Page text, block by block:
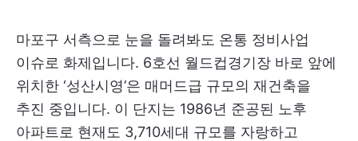
마포구 서측으로 눈을 돌려봐도 온통 정비사업
이슈로 화제입니다. 6호선 월드컵경기장 바로 앞에
위치한 ‘성산시영’은 매머드급 규모의 재건축을
추진 중입니다. 이 단지는 1986년 준공된 노후
아파트로 현재도 3,710세대 규모를 자랑하고